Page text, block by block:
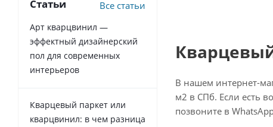
В нашем интернет-
м2 в СПб. Если есть
позвоните в
Статьи Все статьи
Арт кварцвинил —
эффектный дизайнерский
пол для современных
интерьеров
Кварцевый паркет или
кварцвинил: в чем разница